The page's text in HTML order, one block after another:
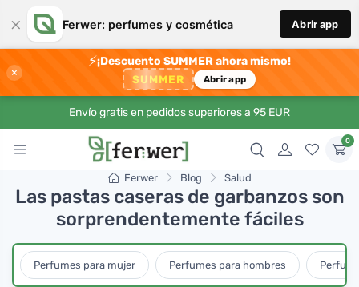
× Ferwer: perfumes y cosmética Abrir app
×
⚡¡Descuento SUMMER ahora mismo!
SUMMER Abrir app
Envío gratis en pedidos superiores a 95 EUR
0
Ferwer Blog Salud
Las pastas caseras de garbanzos son
sorprendentemente fáciles
Perfumes para mujer Perfumes para hombres